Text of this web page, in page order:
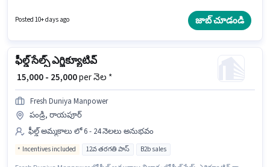
ఉంటుంది. ఈ ఉద్యోగానికి ముఖ్యమైన డాక్యుమెంట్లు Aadhar Card, 2-Wheeler
Posted 10+ days ago జాబ్ చూడండి
ఫీల్డ్ సేల్స్ ఎగ్జిక్యూటివ్
₹ 15,000 - 25,000per నెల *
Fresh Duniya Manpower
పండ్రి, రాయపూర్
ఫీల్డ్ అమ్మకాలు లో 6 - 24 నెలలు అనుభవం
Incentives included 12వ తరగతి పాస్ B2b sales